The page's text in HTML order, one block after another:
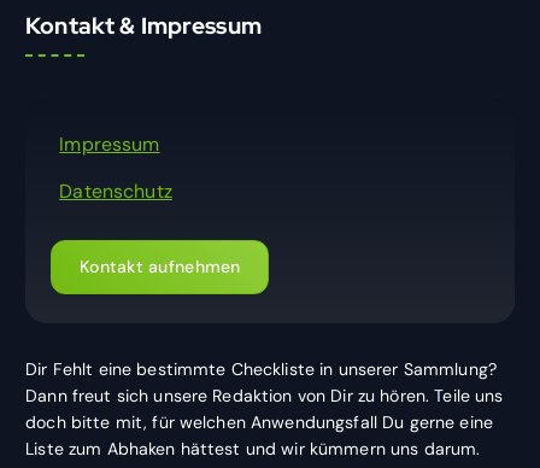
Kontakt & Impressum
Impressum
Datenschutz
Kontakt aufnehmen
Dir Fehlt eine bestimmte Checkliste in unserer Sammlung?
Dann freut sich unsere Redaktion von Dir zu hören. Teile uns
doch bitte mit, für welchen Anwendungsfall Du gerne eine
Liste zum Abhaken hättest und wir kümmern uns darum.